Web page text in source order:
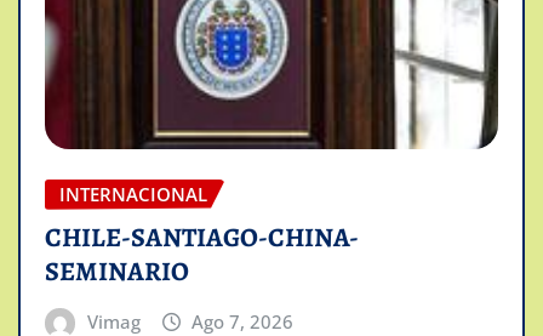
INTERNACIONAL
CHILE-SANTIAGO-CHINA-
SEMINARIO
Vimag Ago 7, 2026